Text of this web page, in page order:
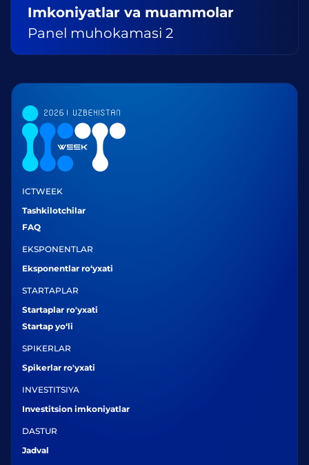
Imkoniyatlar va muammolar
Panel muhokamasi 2
ICTWEEK
Tashkilotchilar
FAQ
EKSPONENTLAR
Eksponentlar ro‘yxati
STARTAPLAR
Startaplar ro'yxati
Startap yo‘li
SPIKERLAR
Spikerlar ro'yxati
INVESTITSIYA
Investitsion imkoniyatlar
DASTUR
Jadval